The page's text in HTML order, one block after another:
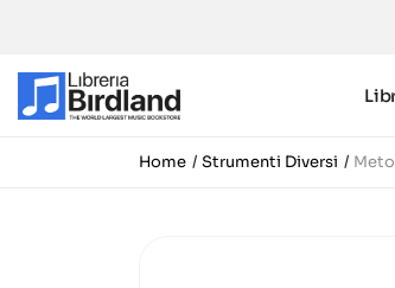
Home Strumenti Diversi